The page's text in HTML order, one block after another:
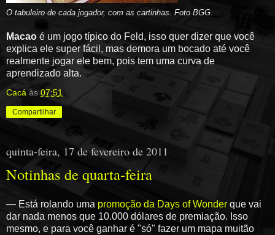
O tabuleiro de cada jogador, com as cartinhas. Foto BGG.
Macao é um jogo típico do Feld, isso quer dizer que você
explica ele super fácil, mas demora um bocado até você
realmente jogar ele bem, pois tem uma curva de
aprendizado alta.
Cacá às 07:51
Compartilhar
quinta-feira, 17 de fevereiro de 2011
Notinhas de quarta-feira
— Está rolando uma promoção da Days of Wonder que vai
dar nada menos que 10.000 dólares de premiação. Isso
mesmo, e para você ganhar é "só" fazer um mapa muitão